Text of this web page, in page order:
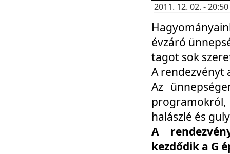
2011. 12. 02. -
évzáró
tagot sok
A rendezvényt
Az
halászlé és
A
kezdődik a G